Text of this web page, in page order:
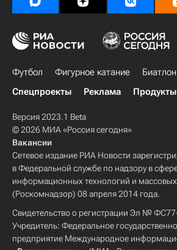
Футбол Фигурное катание Биатлон
Спецпроекты
Реклама
Версия 2023.1 Beta
© 2026 МИА «Россия сегодня»
Вакансии
Сетевое издание РИА Новости
в Федеральной службе по надзору в
информационных технологий и
(Роскомнадзор) 08 апреля 2014 года.
Свидетельство о регистрации Эл №
Учредитель: Федеральное
предприятие Международное